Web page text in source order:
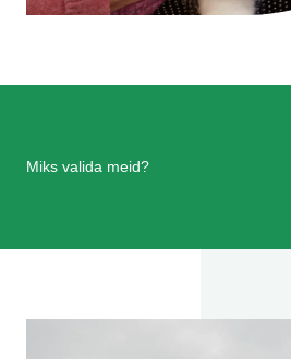
Miks valida meid?